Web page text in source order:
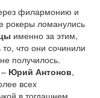
филармонию и
рокеры ломанулись
именно за этим,
что они сочинили
получилось.
Юрий Антонов,
всех
в тогдашнем